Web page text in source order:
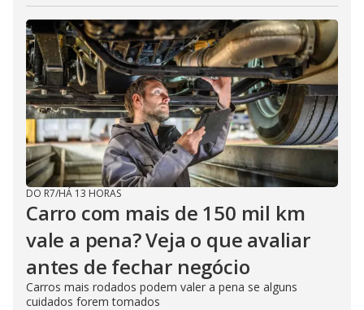
DO R7/HÁ 13 HORAS
Carro com mais de 150 mil km
vale a pena? Veja o que avaliar
antes de fechar negócio
Carros mais rodados podem valer a pena se alguns
cuidados forem tomados